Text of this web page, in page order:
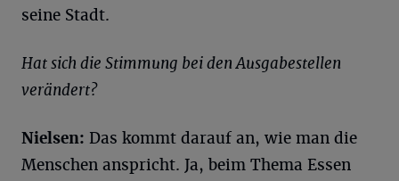
seine Stadt.
Hat sich die Stimmung bei den Ausgabestellen
verändert?
Nielsen: Das kommt darauf an, wie man die
Menschen anspricht. Ja, beim Thema Essen